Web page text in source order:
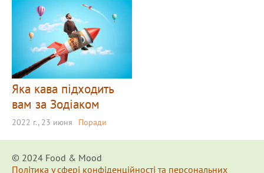
Яка кава підходить
вам за Зодіаком
2022 г., 23 июня Поради
© 2024 Food & Мood
Політика у сфері конфіденційності та персональних